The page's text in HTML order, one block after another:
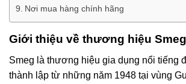
Nơi mua hàng chính hãng
Giới thiệu về thương hiệu Smeg
Smeg là thương hiệu gia dụng nổi tiếng
thành lập từ những năm 1948 tại vùng